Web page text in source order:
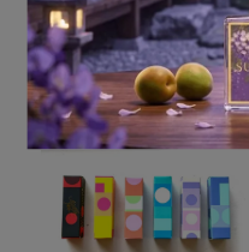
Arielle Shoshana Friday
(星期五)
NT$5,980
加入購物車